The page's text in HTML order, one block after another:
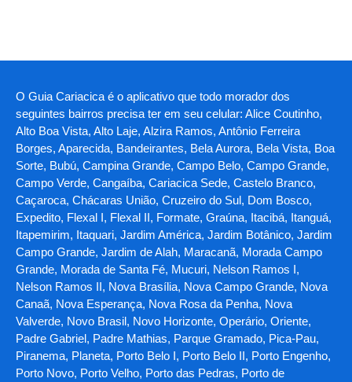
O Guia Cariacica é o aplicativo que todo morador dos
seguintes bairros precisa ter em seu celular: Alice Coutinho,
Alto Boa Vista, Alto Laje, Alzira Ramos, Antônio Ferreira
Borges, Aparecida, Bandeirantes, Bela Aurora, Bela Vista, Boa
Sorte, Bubú, Campina Grande, Campo Belo, Campo Grande,
Campo Verde, Cangaíba, Cariacica Sede, Castelo Branco,
Caçaroca, Chácaras União, Cruzeiro do Sul, Dom Bosco,
Expedito, Flexal I, Flexal II, Formate, Graúna, Itacibá, Itanguá,
Itapemirim, Itaquari, Jardim América, Jardim Botânico, Jardim
Campo Grande, Jardim de Alah, Maracanã, Morada Campo
Grande, Morada de Santa Fé, Mucuri, Nelson Ramos I,
Nelson Ramos II, Nova Brasília, Nova Campo Grande, Nova
Canaã, Nova Esperança, Nova Rosa da Penha, Nova
Valverde, Novo Brasil, Novo Horizonte, Operário, Oriente,
Padre Gabriel, Padre Mathias, Parque Gramado, Pica-Pau,
Piranema, Planeta, Porto Belo I, Porto Belo II, Porto Engenho,
Porto Novo, Porto Velho, Porto das Pedras, Porto de